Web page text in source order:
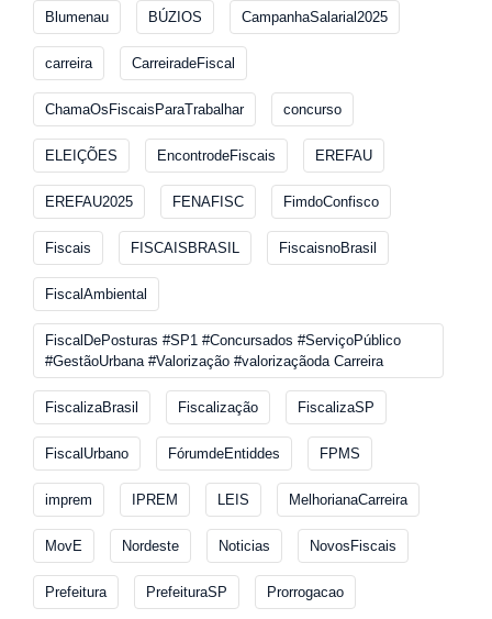
Blumenau BÚZIOS CampanhaSalarial2025
carreira CarreiradeFiscal
ChamaOsFiscaisParaTrabalhar concurso
ELEIÇÕES EncontrodeFiscais EREFAU
EREFAU2025 FENAFISC FimdoConfisco
Fiscais FISCAISBRASIL FiscaisnoBrasil
FiscalAmbiental
FiscalDePosturas #SP1 #Concursados #ServiçoPúblico
#GestãoUrbana #Valorização #valorizaçãoda Carreira
FiscalizaBrasil Fiscalização FiscalizaSP
FiscalUrbano FórumdeEntiddes FPMS
imprem IPREM LEIS MelhorianaCarreira
MovE Nordeste Noticias NovosFiscais
Prefeitura PrefeituraSP Prorrogacao